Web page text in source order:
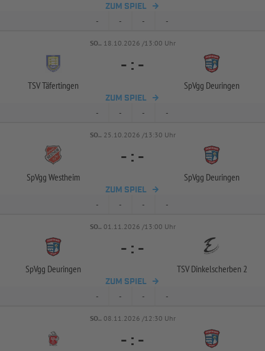
ZUM SPIEL
- - - -
SO.. 18.10.2026 /13:00 Uhr
TSV Täfertingen
- : -
SpVgg Deuringen
ZUM SPIEL
- - - -
SO.. 25.10.2026 /13:30 Uhr
SpVgg Westheim
- : -
SpVgg Deuringen
ZUM SPIEL
- - - -
SO.. 01.11.2026 /13:00 Uhr
SpVgg Deuringen
- : -
TSV Dinkelscherben 2
ZUM SPIEL
- - - -
SO.. 08.11.2026 /12:30 Uhr
- : -